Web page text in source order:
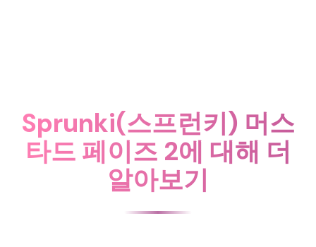
Sprunki(스프런키) 머스
타드 페이즈 2에 대해 더
알아보기